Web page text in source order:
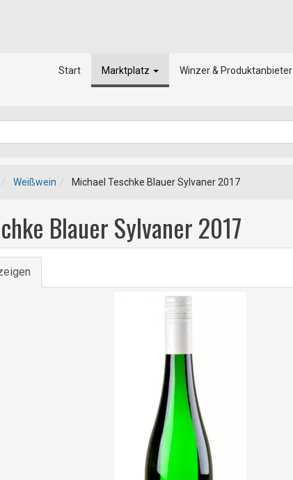
Start Marktplatz Winzer & Produktanbieter
Weißwein Michael Teschke Blauer Sylvaner 2017
Blauer Sylvaner 2017